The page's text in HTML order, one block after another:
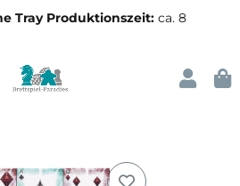
Tray Produktionszeit: ca. 8